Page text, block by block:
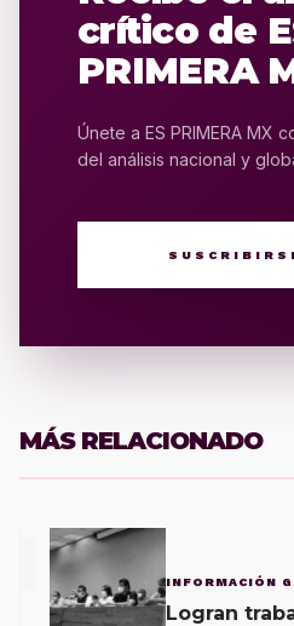
crítico de
PRIMERA
Únete a ES PRIMERA MX
del análisis nacional y
MÁS RELACIONADO
INFORMACIÓN
Logran